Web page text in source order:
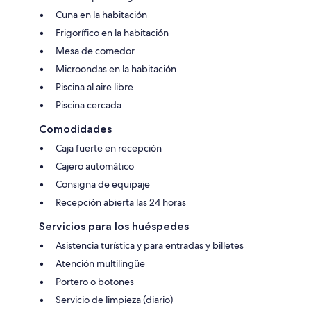
Cuna en la habitación
Frigorífico en la habitación
Mesa de comedor
Microondas en la habitación
Piscina al aire libre
Piscina cercada
Comodidades
Caja fuerte en recepción
Cajero automático
Consigna de equipaje
Recepción abierta las 24 horas
Servicios para los huéspedes
Asistencia turística y para entradas y billetes
Atención multilingüe
Portero o botones
Servicio de limpieza (diario)